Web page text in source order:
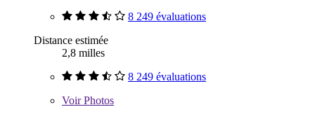
8 249 évaluations
Distance estimée
2,8 milles
8 249 évaluations
VoirPhotos